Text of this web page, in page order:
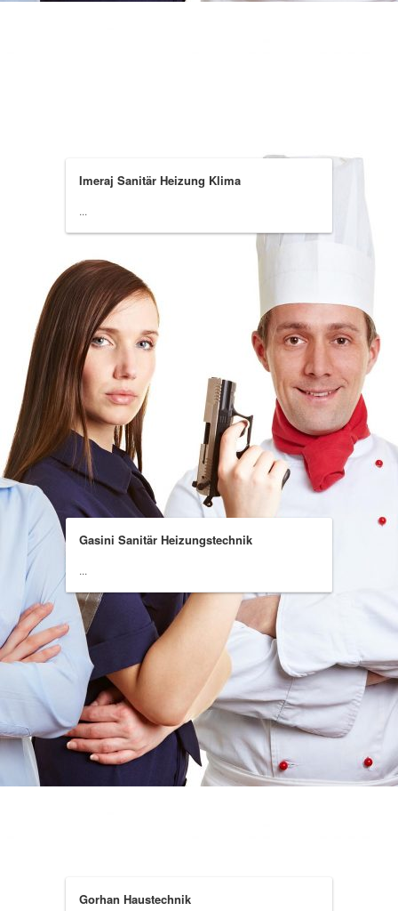
Imeraj Sanitär Heizung Klima
...
Gasini Sanitär Heizungstechnik
...
Gorhan Haustechnik